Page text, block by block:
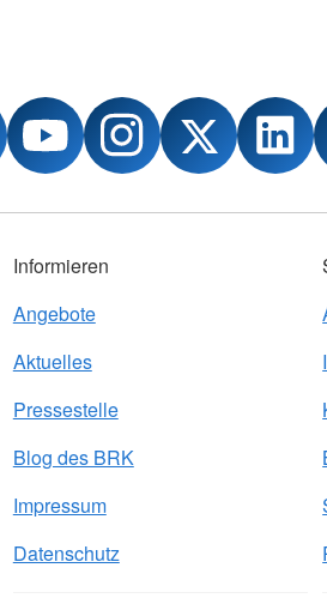
Informieren
Angebote
Aktuelles
Pressestelle
Blog des BRK
Impressum
Datenschutz